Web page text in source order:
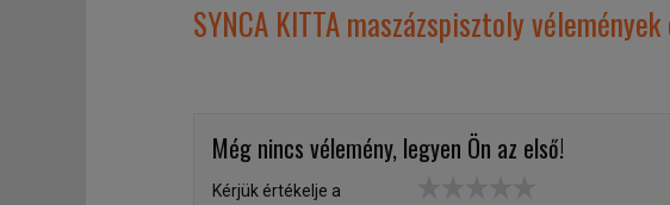
SYNCA KITTA maszázspisztoly
Még nincs vélemény, legyen Ön az első!
Kérjük értékelje a